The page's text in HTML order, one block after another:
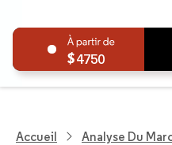
4750
Accueil Analyse Du